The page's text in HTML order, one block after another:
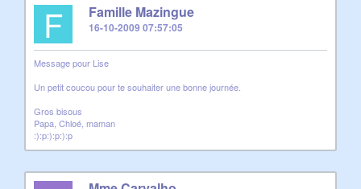
F Famille Mazingue
16-10-2009 07:57:05
Message pour Lise
Un petit coucou pour te souhaiter une bonne journée.
Gros bisous
Papa, Chloé, maman
:):p:):p:):p